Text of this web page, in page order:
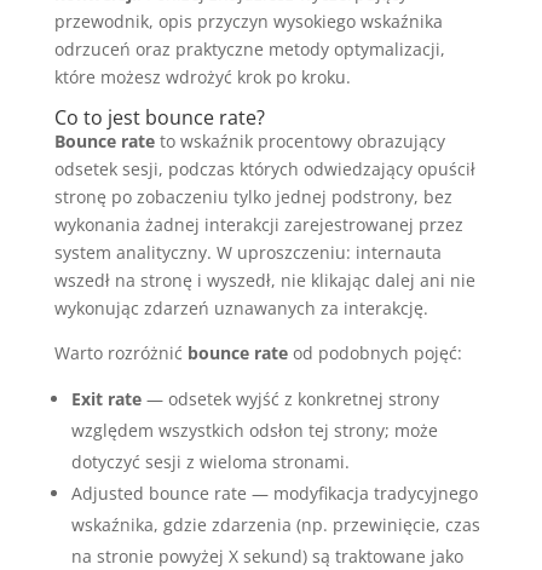
przewodnik, opis przyczyn wysokiego wskaźnika
odrzuceń oraz praktyczne metody optymalizacji,
które możesz wdrożyć krok po kroku.
Co to jest bounce rate?
Bounce rateto wskaźnik procentowy obrazujący
odsetek sesji, podczas których odwiedzający opuścił
stronę po zobaczeniu tylko jednej podstrony, bez
wykonania żadnej interakcji zarejestrowanej przez
system analityczny. W uproszczeniu: internauta
wszedł na stronę i wyszedł, nie klikając dalej ani nie
wykonując zdarzeń uznawanych za interakcję.
Warto rozróżnić bounce rateod podobnych pojęć:
Exit rate— odsetek wyjść z konkretnej strony
względem wszystkich odsłon tej strony; może
dotyczyć sesji z wieloma stronami.
Adjusted bounce rate — modyfikacja tradycyjnego
wskaźnika, gdzie zdarzenia (np. przewinięcie, czas
na stronie powyżej X sekund) są traktowane jako